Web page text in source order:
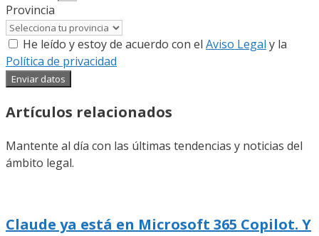
Provincia
He leído y estoy de acuerdo con el Aviso Legal y la
Política de privacidad
Enviar datos
Artículos relacionados
Mantente al día con las últimas tendencias y noticias del
ámbito legal.
Claude ya está en Microsoft 365 Copilot. Y